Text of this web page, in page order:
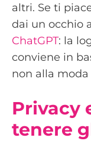
altri. Se ti
dai un occhio
ChatGPT: la
conviene in
non alla
Privacy
tenere